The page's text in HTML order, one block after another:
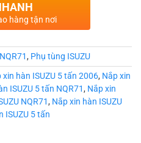
hàng tận nơi
, Phụ tùng ISUZU
xin hàn ISUZU 5 tấn 2006, Nắp xin
ISUZU 5 tấn NQR71, Nắp xin
NQR71, Nắp xin hàn ISUZU
ISUZU 5 tấn